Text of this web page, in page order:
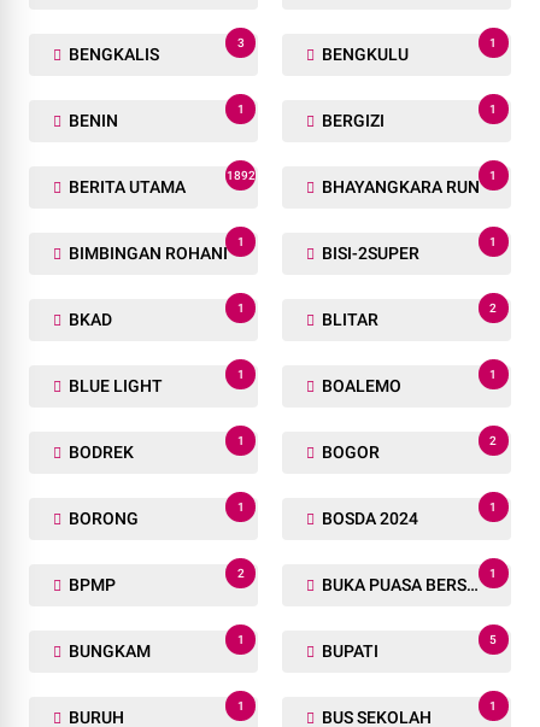
BENGKALIS
3
BENGKULU
1
BENIN
1
BERGIZI
1
BERITA UTAMA
1892
BHAYANGKARA RUN
1
BIMBINGAN ROHANI
1
BISI-2SUPER
1
BKAD
1
BLITAR
2
BLUE LIGHT
1
BOALEMO
1
BODREK
1
BOGOR
2
BORONG
1
BOSDA 2024
1
BPMP
2
BUKA PUASA BERSAMA
1
BUNGKAM
1
BUPATI
5
BURUH
1
BUS SEKOLAH
1